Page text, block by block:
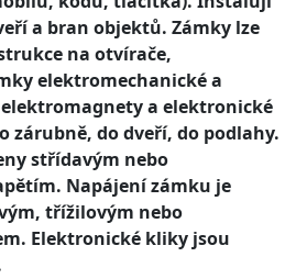
a bran objektů. Zámky lze
na otvírače,
elektromechanické a
a elektronické
zárubně, do dveří, do podlahy.
střídavým nebo
Napájení zámku je
třížilovým nebo
Elektronické kliky jsou